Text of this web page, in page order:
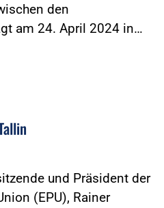
den
am 24. April 2024 in…
und Präsident der
(EPU), Rainer